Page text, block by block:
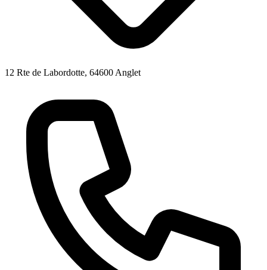
12 Rte de Labordotte, 64600 Anglet